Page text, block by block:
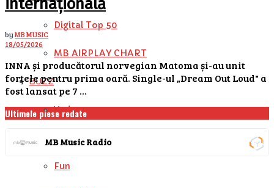
Digital Top 50
MB AIRPLAY CHART
BUZZ
Vedete
Filme si Seriale
Fun
internațională
byMB MUSIC
18/05/2026
INNA și producătorul norvegian Matoma și-au unit
forțele pentru prima oară. Single-ul „Dream Out Loud" a
fost lansat pe 7 ...
Ultimele piese redate
MB Music Radio